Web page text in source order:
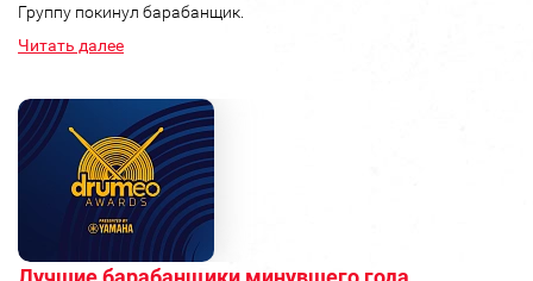
Группу покинул барабанщик.
Читать далее